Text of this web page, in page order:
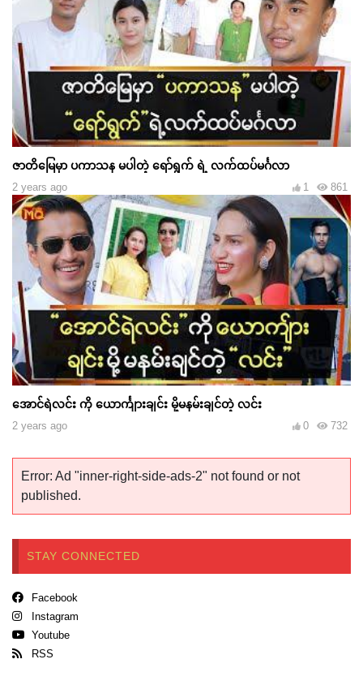
ဇာတိမြေမှာ ပကာသန မပါတဲ့ ရော်ရွက် ရဲ့ လက်ထပ်မင်္ဂလာ
2 years ago 861
1
အောင်ရဲလင်း ကို ယောင်္ကျားချင်း မို့မနမ်းချင်တဲ့ လင်း
2 years ago 732
0
Error: Ad "inner-right-side-ads-2" not found or not
published.
STAY CONNECTED
Facebook
Instagram
Youtube
RSS